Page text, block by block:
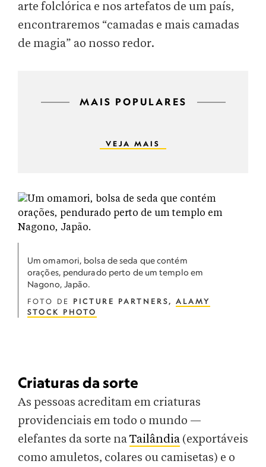
arte folclórica e nos artefatos de um país,
encontraremos “camadas e mais camadas
de magia” ao nosso redor.
MAIS POPULARES
VEJA MAIS
Um omamori, bolsa de seda que contém
orações, pendurado perto de um templo em
Nagono, Japão.
FOTO DE PICTURE PARTNERS, ALAMY
STOCK PHOTO
Criaturas da sorte
As pessoas acreditam em criaturas
providenciais em todo o mundo —
elefantes da sorte naTailândia (exportáveis
como amuletos, colares ou camisetas) e o